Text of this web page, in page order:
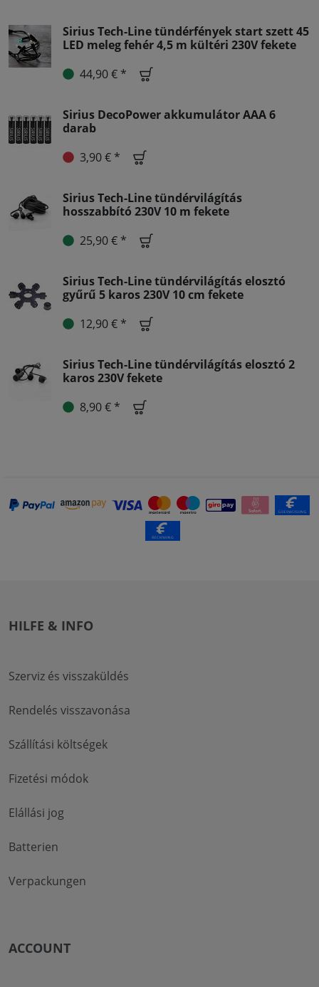
Sirius Tech-Line tündérfények start szett 45
LED meleg fehér 4,5 m kültéri 230V fekete
44,90 € *
Sirius DecoPower akkumulátor AAA 6
darab
3,90 € *
Sirius Tech-Line tündérvilágítás
hosszabbító 230V 10 m fekete
25,90 € *
Sirius Tech-Line tündérvilágítás elosztó
gyűrű 5 karos 230V 10 cm fekete
12,90 € *
Sirius Tech-Line tündérvilágítás elosztó 2
karos 230V fekete
8,90 € *
HILFE & INFO
Szerviz és visszaküldés
Rendelés visszavonása
Szállítási költségek
Fizetési módok
Elállási jog
Batterien
Verpackungen
ACCOUNT